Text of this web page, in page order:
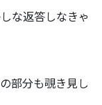
な返答しなきゃ
部分も覗き見し